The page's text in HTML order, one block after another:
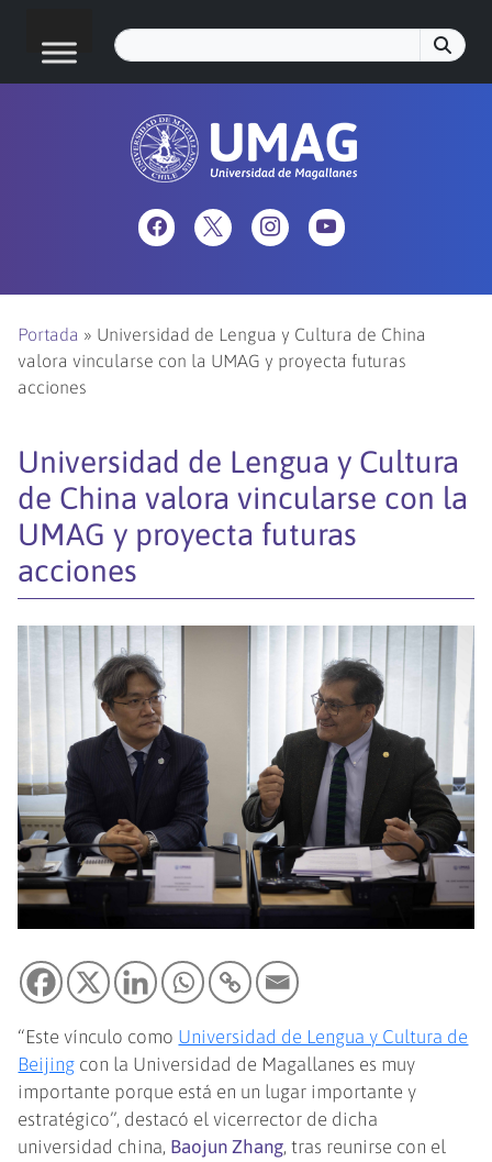
Portada » Universidad de Lengua y Cultura de China
valora vincularse con la UMAG y proyecta futuras
acciones
Universidad de Lengua y Cultura
de China valora vincularse con la
UMAG y proyecta futuras
acciones
“Este vínculo como Universidad de Lengua y Cultura de
Beijing con la Universidad de Magallanes es muy
importante porque está en un lugar importante y
estratégico”, destacó el vicerrector de dicha
universidad china, Baojun Zhang, tras reunirse con el